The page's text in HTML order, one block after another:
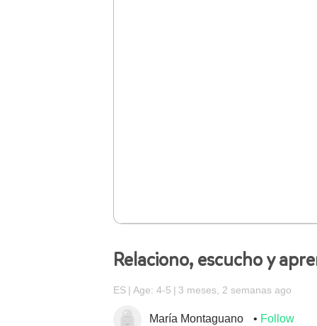
Relaciono, escucho y
ES Age: 4-5 3 meses, 2 semanas ago
María Montaguano Follow